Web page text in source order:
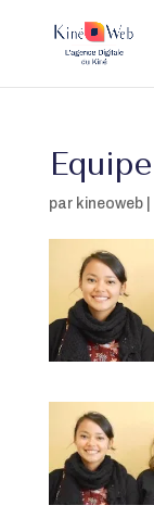
par kineoweb|